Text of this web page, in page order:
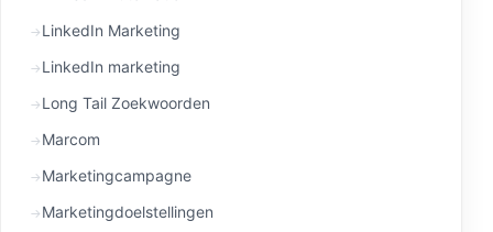
LinkedIn Marketing
LinkedIn marketing
Long Tail Zoekwoorden
Marcom
Marketingcampagne
Marketingdoelstellingen